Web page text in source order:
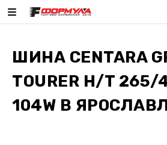
ШИНА CENTARA
TOURER H/T 265/
104W В